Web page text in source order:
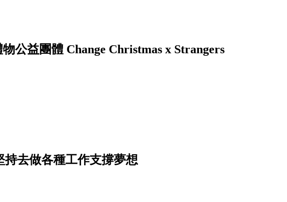
公益團體 Change Christmas x Strangers
去做各種工作支撐夢想